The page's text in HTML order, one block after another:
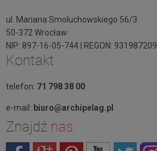
ul. Mariana Smoluchowskiego 56/3
50-372 Wrocław
NIP: 897-16-05-744 | REGON: 931987209
Kontakt
telefon: 71 798 38 00
e-mail: biuro@archipelag.pl
Znajdź nas